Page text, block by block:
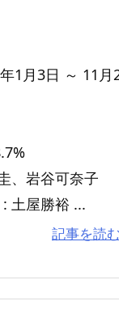
1月3日 ～ 11月
、岩谷可奈子
土屋勝裕 ...
記事を読む